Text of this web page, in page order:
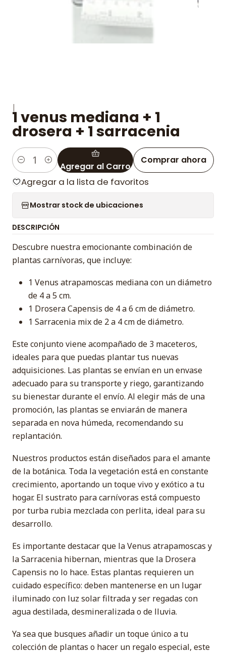
|
1 venus mediana + 1
drosera + 1 sarracenia
Cantidad Agregar al Carro
Comprar ahora
Agregar a la lista de favoritos
Mostrar stock de ubicaciones
DESCRIPCIÓN
Descubre nuestra emocionante combinación de
plantas carnívoras, que incluye:
1 Venus atrapamoscas mediana con un diámetro
de 4 a 5 cm.
1 Drosera Capensis de 4 a 6 cm de diámetro.
1 Sarracenia mix de 2 a 4 cm de diámetro.
Este conjunto viene acompañado de 3 maceteros,
ideales para que puedas plantar tus nuevas
adquisiciones. Las plantas se envían en un envase
adecuado para su transporte y riego, garantizando
su bienestar durante el envío. Al elegir más de una
promoción, las plantas se enviarán de manera
separada en nova húmeda, recomendando su
replantación.
Nuestros productos están diseñados para el amante
de la botánica. Toda la vegetación está en constante
crecimiento, aportando un toque vivo y exótico a tu
hogar. El sustrato para carnívoras está compuesto
por turba rubia mezclada con perlita, ideal para su
desarrollo.
Es importante destacar que la Venus atrapamoscas y
la Sarracenia hibernan, mientras que la Drosera
Capensis no lo hace. Estas plantas requieren un
cuidado específico: deben mantenerse en un lugar
iluminado con luz solar filtrada y ser regadas con
agua destilada, desmineralizada o de lluvia.
Ya sea que busques añadir un toque único a tu
colección de plantas o hacer un regalo especial, este